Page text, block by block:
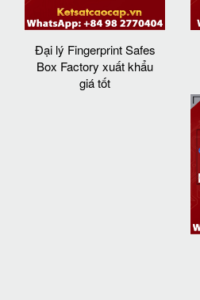
Đại lý Fingerprint Safes
Box Factory xuất khẩu
giá tốt